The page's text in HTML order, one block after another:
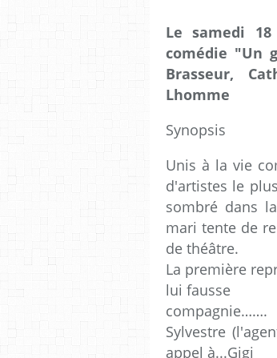
Le samedi
comédie "Un
Brasseur,
Lhomme
Synopsis
Unis à la vie
d'artistes le
sombré dans
mari tente de
de théâtre.
La première
lui fausse
compagnie…….
Sylvestre
appel à...Gigi